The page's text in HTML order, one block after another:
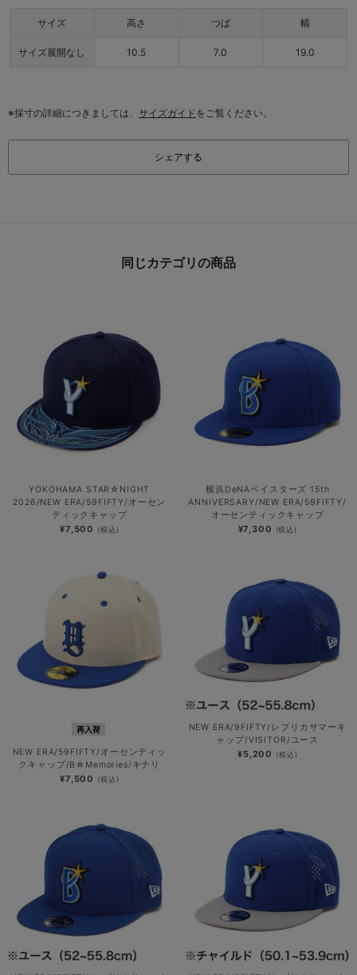
サイズ 高さ つば 幅
サイズ展開なし 10.5 7.0 19.0
※採寸の詳細につきましては、 サイズガイドをご覧ください。
シェアする
同じカテゴリの商品
YOKOHAMA STAR☆NIGHT
2026/NEW ERA/59FIFTY/オーセン
ティックキャップ
¥7,500 (税込)
横浜DeNAベイスターズ 15th
ANNIVERSARY/NEW ERA/59FIFTY/
オーセンティックキャップ
¥7,300 (税込)
再入荷
NEW ERA/59FIFTY/オーセンティッ
クキャップ/B☆Memories/キナリ
¥7,500 (税込)
NEW ERA/9FIFTY/レプリカサマーキ
ャップ/VISITOR/ユース
¥5,200 (税込)